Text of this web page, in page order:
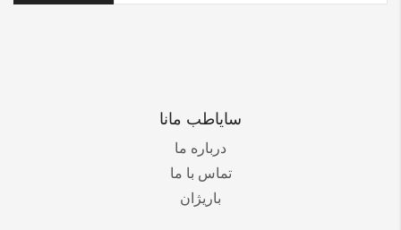
سایاطب مانا
درباره ما
تماس با ما
باریژان